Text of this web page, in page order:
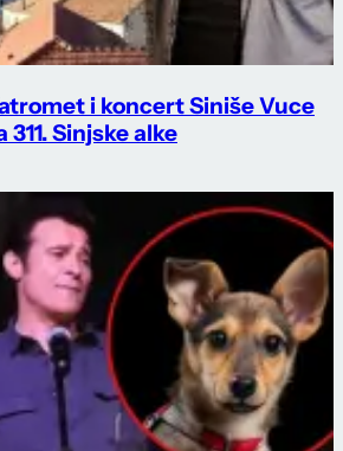
i koncert Siniše Vuce
Sinjske alke